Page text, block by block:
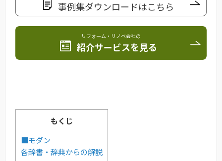
事例集ダウンロードはこちら
リフォーム・リノベ会社の
紹介サービスを見る
もくじ
■モダン
各辞書・辞典からの解説